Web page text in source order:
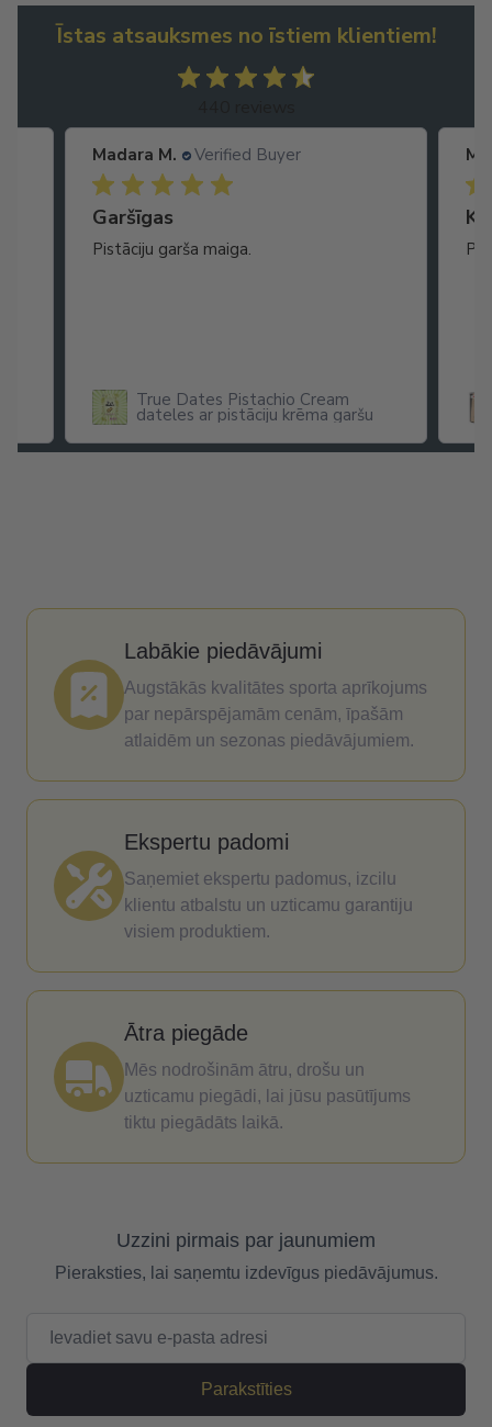
Īstas atsauksmes no īstiem klientiem!
Madara M. Verified Buyer
Garšīgas
Pistāciju garša maiga.
True Dates Pistachio Cream
dateles ar pistāciju krēma garšu
Labākie piedāvājumi
Augstākās kvalitātes sporta aprīkojums
par nepārspējamām cenām, īpašām
atlaidēm un sezonas piedāvājumiem.
Ekspertu padomi
Saņemiet ekspertu padomus, izcilu
klientu atbalstu un uzticamu garantiju
visiem produktiem.
Ātra piegāde
Mēs nodrošinām ātru, drošu un
uzticamu piegādi, lai jūsu pasūtījums
tiktu piegādāts laikā.
Uzzini pirmais par jaunumiem
Pieraksties, lai saņemtu izdevīgus piedāvājumus.
Parakstīties